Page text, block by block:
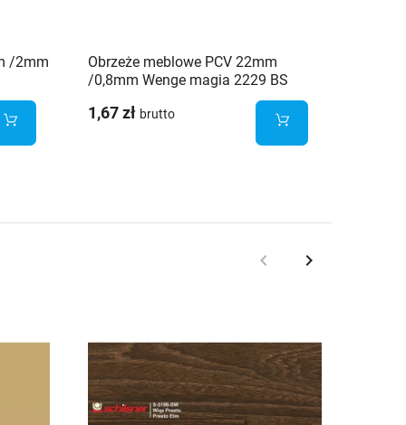
/2mm
Obrzeże meblowe PCV 22mm
/0,8mm Wenge magia 2229 BS
1,67 zł brutto
Poprzedni
keyboard_arrow_left Następny
keyboard_arrow_right